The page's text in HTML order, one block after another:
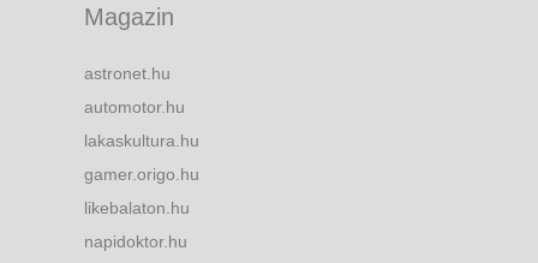
Magazin
astronet.hu
automotor.hu
lakaskultura.hu
gamer.origo.hu
likebalaton.hu
napidoktor.hu